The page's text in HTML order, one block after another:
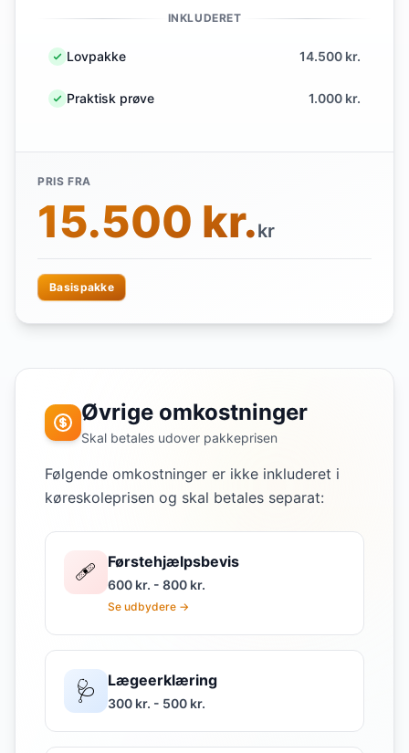
INKLUDERET
Lovpakke 14.500 kr.
Praktisk prøve 1.000 kr.
PRIS FRA
15.500 kr.kr
Basispakke
Øvrige omkostninger
Skal betales udover pakkeprisen
Følgende omkostninger er ikke inkluderet i
køreskoleprisen og skal betales separat:
🩹 Førstehjælpsbevis
600 kr. - 800 kr.
Se udbydere →
🩺 Lægeerklæring
300 kr. - 500 kr.